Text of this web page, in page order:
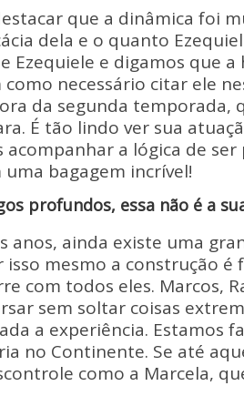
que a dinâmica foi
dela e o quanto
Ezequiele e digamos que
necessário citar ele
da segunda temporada,
É tão lindo ver sua
a lógica de
uma bagagem incrível!
profundos, essa não é a
anos, ainda existe uma
isso mesmo a construção
com todos eles. Marcos,
sem soltar coisas
a experiência. Estamos
no Continente. Se até
como a Marcela,